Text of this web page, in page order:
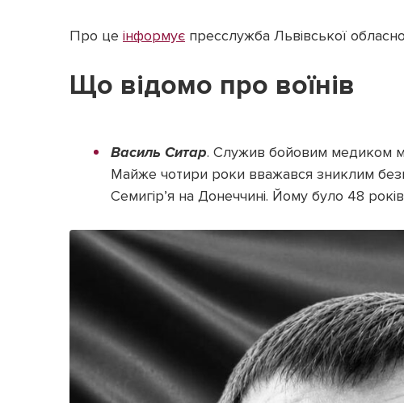
Про це інформує пресслужба Львівської
Що відомо про воїнів
Василь Ситар. Служив бойовим медиком
Майже чотири роки вважався зниклим
Семигір’я на Донеччині. Йому було 48